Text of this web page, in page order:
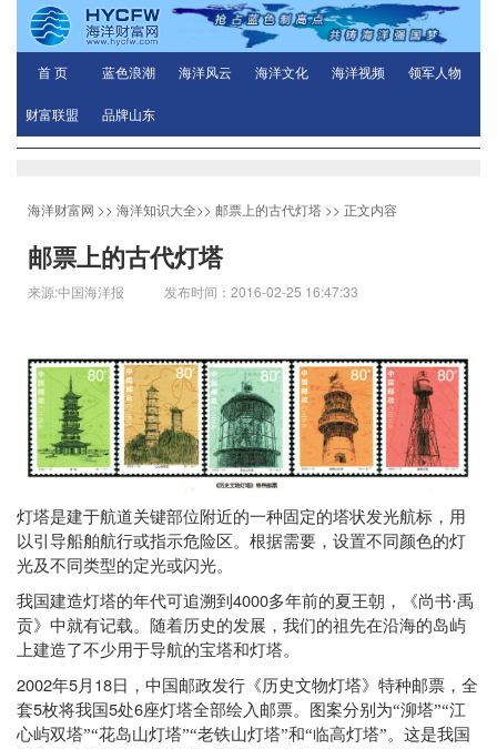
首 页 蓝色浪潮 海洋风云 海洋文化 海洋视频 领军人物
财富联盟 品牌山东
海洋财富网 >> 海洋知识大全>> 邮票上的古代灯塔 >> 正文内容
邮票上的古代灯塔
来源:中国海洋报 发布时间：2016-02-25 16:47:33
灯塔是建于航道关键部位附近的一种固定的塔状发光航标，用
以引导船舶航行或指示危险区。根据需要，设置不同颜色的灯
光及不同类型的定光或闪光。
我国建造灯塔的年代可追溯到 4000多年前的夏王朝，《尚书·禹
贡》中就有记载。随着历史的发展，我们的祖先在沿海的岛屿
上建造了不少用于导航的宝塔和灯塔。
2002年5月 18日，中国邮政发行《历史文物灯塔》特种邮票，全
套5枚将我国5处6座灯塔全部绘入邮票。图案分别为“泖塔”“江
心屿双塔”“花岛山灯塔”“老铁山灯塔”和“临高灯塔”。这是我国